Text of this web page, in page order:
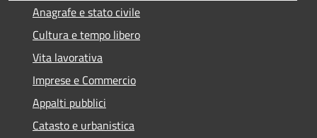
Anagrafe e stato civile
Cultura e tempo libero
Vita lavorativa
Imprese e Commercio
Appalti pubblici
Catasto e urbanistica